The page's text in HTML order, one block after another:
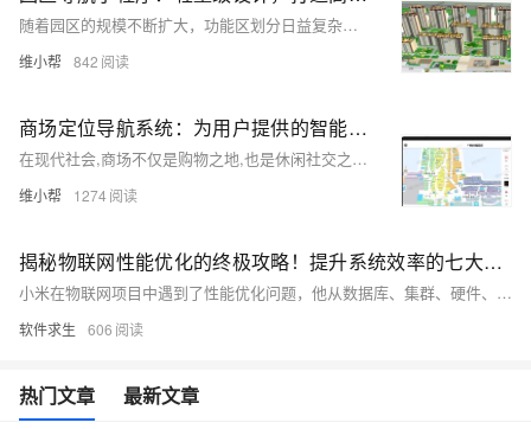
随着园区的规模不断扩大，功能区划分日益复杂，导致访客和新员工在没有有效导航的情况下容易迷路。传统APP导航虽能解决部分问题，但其下载安装繁琐、占用手机内存大、且非高频使用导致的闲置，让许多用户望而却步。园区导航小程序的出现，以其无需下载、即用即走的特性，为访客提供一个便捷、高效的导航体验。
维小帮 842
商场定位导航系统：为用户提供的智能化与个性化服务
在现代社会,商场不仅是购物之地,也是休闲社交之所。但庞大的规模常导致顾客迷路,影响体验。商场定位导航系统通过精准室内定位技术,帮助顾客轻松找到目的地,显著提升便捷性与满意度。系统还具备实时位置共享及智能路径规划功能,加强互动营销;同时,数据分析工具助力商场优化管理,提高效率。核心功能包括:高精度电子地图、智能路径规划、实时定位导航、位置共享及基础设施快速查找。这些特性不仅能增加顾客满意度与忠诚度,还能提高商场运营的数据化水平,扩大品牌影响力,是商场智慧化转型的关键。
维小帮 1274
揭秘物联网性能优化的终极攻略！提升系统效率的七大法宝
小米在物联网项目中遇到了性能优化问题，他从数据库、集群、硬件、代码、并行处理、JVM及操作系统等多个层面分享了优化经验。包括SQL优化、分库分表、缓存使用、水平扩容、分布式调度、硬件升级、代码分析、并行处理、GC调优及操作系统参数调整等。小米强调性能优化需结合实际情况，逐步提升系统响应速度与稳定性。欢迎留言交流，共同进步。关注他的微信公众号“软件求生”，获取更多技术干货。
软件求生 606
热门文章 最新文章